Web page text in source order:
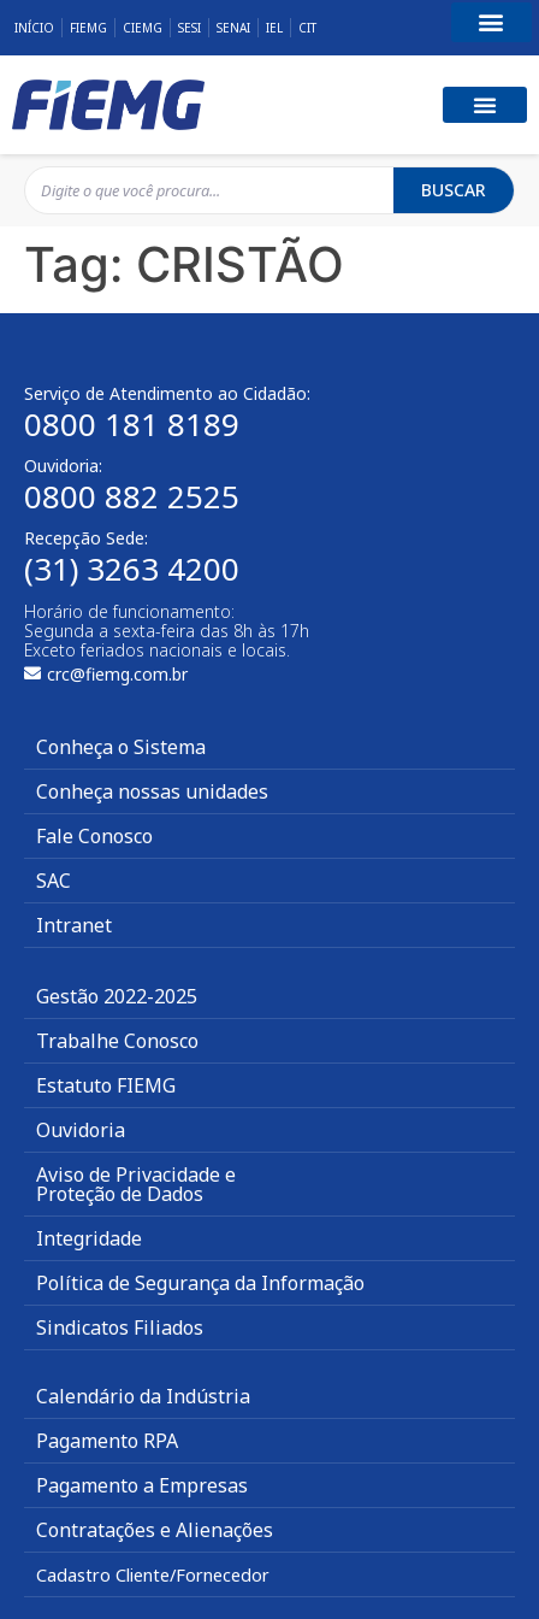
INÍCIO FIEMG CIEMG SESI SENAI IEL CIT
BUSCAR
Tag: CRISTÃO
Serviço de Atendimento ao Cidadão:
0800 181 8189
Ouvidoria:
0800 882 2525
Recepção Sede:
(31) 3263 4200
Horário de funcionamento:
Segunda a sexta-feira das 8h às 17h
Exceto feriados nacionais e locais.
crc@fiemg.com.br
Conheça o Sistema
Conheça nossas unidades
Fale Conosco
SAC
Intranet
Gestão 2022-2025
Trabalhe Conosco
Estatuto FIEMG
Ouvidoria
Aviso de Privacidade e
Proteção de Dados
Integridade
Política de Segurança da Informação
Sindicatos Filiados
Calendário da Indústria
Pagamento RPA
Pagamento a Empresas
Contratações e Alienações
Cadastro Cliente/Fornecedor